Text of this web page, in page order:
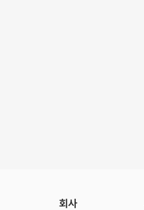
회사